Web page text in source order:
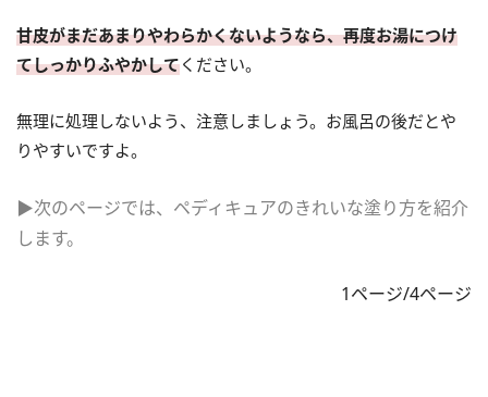
甘皮がまだあまりやわらかくないようなら、再度お湯につけ
てしっかりふやかしてください。
無理に処理しないよう、注意しましょう。お風呂の後だとや
りやすいですよ。
▶次のページでは、ペディキュアのきれいな塗り方を紹介
します。
1ページ/4ページ